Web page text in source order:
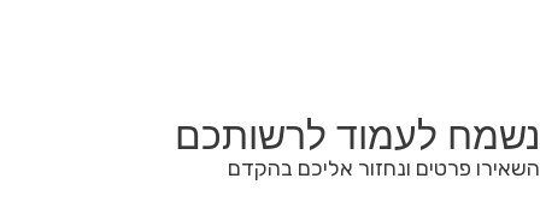
נשמח לעמוד לרשותכם
השאירו פרטים ונחזור אליכם בהקדם